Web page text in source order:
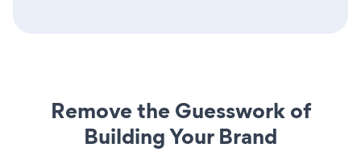
Remove the Guesswork of
Building Your Brand